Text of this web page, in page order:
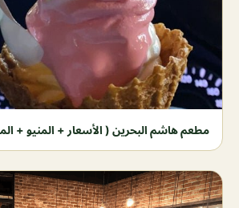
مطعم هاشم البحرين ( الأسعار + المنيو +